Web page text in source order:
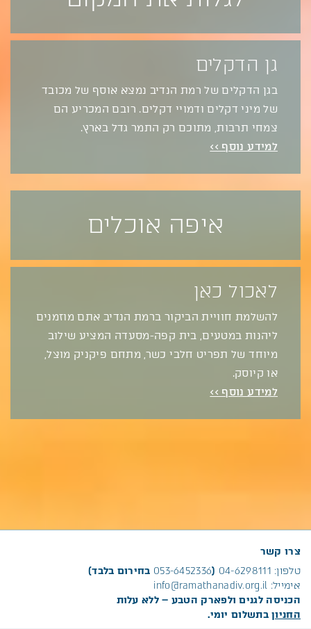
גן הדקלים
בגן הדקלים של רמת הנדיב נמצא אוסף של מכובד
של מיני דקלים ודמויי דקלים. רובם המכריע הם
צמחי תרבות, מתוכם רק התמר גדל בארץ.
למידע נוסף >>
איפה אוכלים
לאכול כאן
להשלמת חוויית הביקור ברמת הנדיב אתם מוזמנים
ליהנות במטעים, בית קפה-מסעדה המציע שילוב
מיוחד של תפריט חלבי כשר, מתחם פיקניק מוצל,
או קיוסק.
למידע נוסף >>
צרו קשר
טלפון: 04-6298111
(
053-6452336 בחירום בלבד)
אימייל: info@ramathanadiv.org.il
הכניסה לגנים ולפארק הטבע – ללא עלות
החניוןבתשלום יומי.